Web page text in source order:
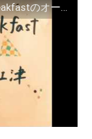
アマチュアラジオ「BerryBerryBreakfastのオールデイズ直江津Radio〜第４５回」ヨーグルト田中とDJシューカイ